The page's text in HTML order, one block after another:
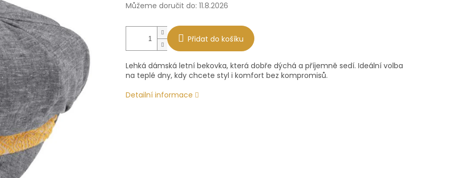
Můžeme doručit do: 11.8.2026
Přidat do košíku
Lehká dámská letní bekovka, která dobře dýchá a příjemně sedí. Ideální volba
na teplé dny, kdy chcete styl i komfort bez kompromisů.
Detailní informace